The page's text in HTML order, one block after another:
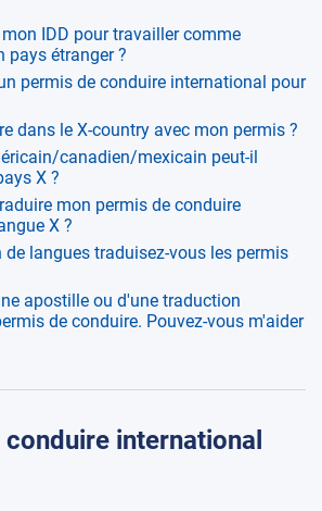
IDD pour travailler comme
pays étranger ?
permis de conduire international pour
dans le X-country avec mon permis ?
canadien/mexicain peut-il
X ?
mon permis de conduire
X ?
de langues traduisez-vous les permis
apostille ou d'une traduction
de conduire. Pouvez-vous m'aider
international